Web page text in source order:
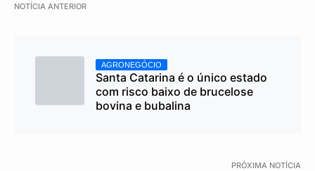
NOTÍCIA ANTERIOR
AGRONEGÓCIO
Santa Catarina é o único estado
com risco baixo de brucelose
bovina e bubalina
PRÓXIMA NOTÍCIA